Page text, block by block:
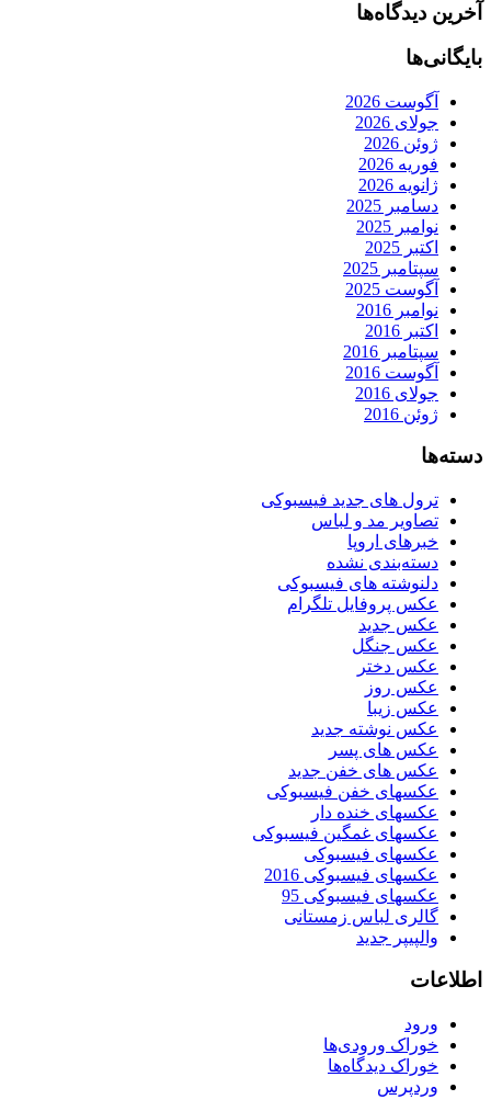
آخرین دیدگاه‌ها
بایگانی‌ها
آگوست 2026
جولای 2026
ژوئن 2026
فوریه 2026
ژانویه 2026
دسامبر 2025
نوامبر 2025
اکتبر 2025
سپتامبر 2025
آگوست 2025
نوامبر 2016
اکتبر 2016
سپتامبر 2016
آگوست 2016
جولای 2016
ژوئن 2016
دسته‌ها
ترول های جدید فیسبوکی
تصاویر مد و لباس
خبرهای اروپا
دسته‌بندی نشده
دلنوشته های فیسبوکی
عکس پروفایل تلگرام
عکس جدید
عکس جنگل
عکس دختر
عکس روز
عکس زیبا
عکس نوشته جدید
عکس های پسر
عکس های خفن جدید
عکسهای خفن فیسبوکی
عکسهای خنده دار
عکسهای غمگین فیسبوکی
عکسهای فیسبوکی
عکسهای فیسبوکی 2016
عکسهای فیسبوکی 95
گالری لباس زمستانی
والپیپر جدید
اطلاعات
ورود
خوراک ورودی‌ها
خوراک دیدگاه‌ها
وردپرس